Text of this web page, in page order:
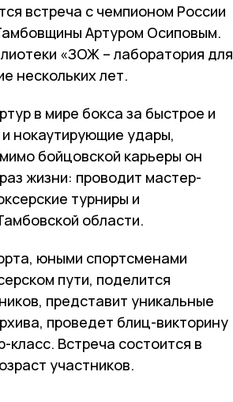
встреча с чемпионом России
Артуром Осиповым.
«ЗОЖ – лаборатория для
нескольких лет.
в мире бокса за быстрое и
нокаутирующие удары,
бойцовской карьеры он
жизни: проводит мастер-
турниры и
области.
юными спортсменами
пути, поделится
представит уникальные
проведет блиц-викторину
Встреча состоится в
участников.